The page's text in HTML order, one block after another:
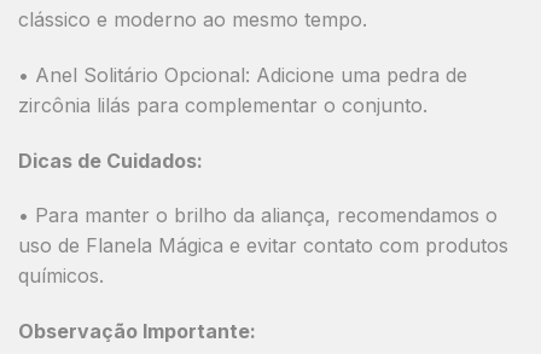
clássico e moderno ao mesmo tempo.
• Anel Solitário Opcional: Adicione uma pedra de
zircônia lilás para complementar o conjunto.
Dicas de Cuidados:
• Para manter o brilho da aliança, recomendamos o
uso de Flanela Mágica e evitar contato com produtos
químicos.
Observação Importante: